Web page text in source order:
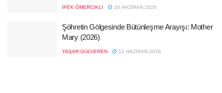
İPEK ÖMERCIKLI 20 HAZIRAN 2026
Şöhretin Gölgesinde Bütünleşme Arayışı: Mother
Mary (2026)
YAŞAR GÜLVEREN 12 HAZIRAN 2026